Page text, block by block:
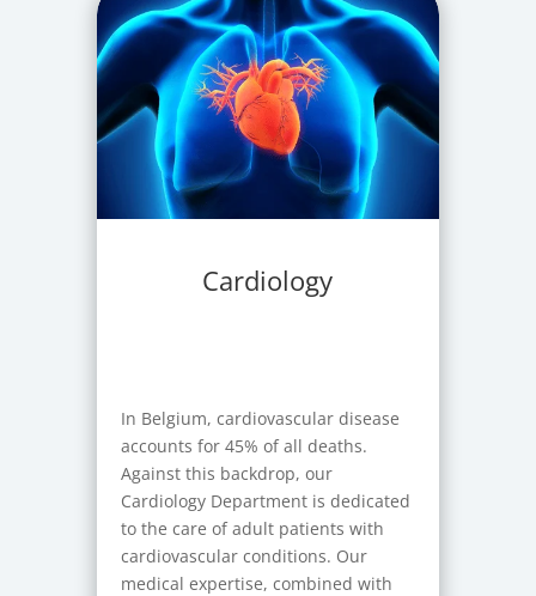
Cardiology
In Belgium, cardiovascular disease
accounts for 45% of all deaths.
Against this backdrop, our
Cardiology Department is dedicated
to the care of adult patients with
cardiovascular conditions. Our
medical expertise, combined with